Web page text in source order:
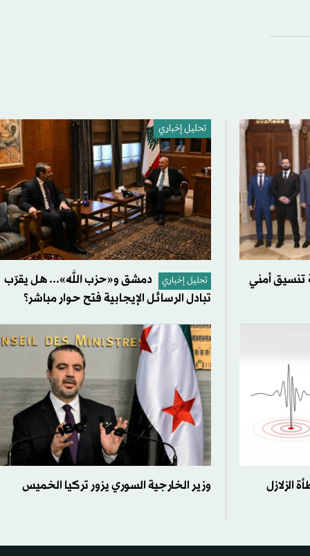
تنسيق أمني
تحليل إخباري
تحليل إخباري
دمشق و«حزب الله»... هل يقرّب
تبادل الرسائل الإيجابية فتح حوار مباشر؟
الزلازل
وزير الخارجية السوري يزور تركيا الخميس